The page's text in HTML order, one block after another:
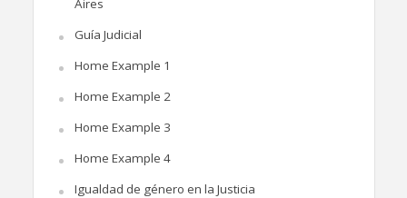
Aires
Guía Judicial
Home Example 1
Home Example 2
Home Example 3
Home Example 4
Igualdad de género en la Justicia